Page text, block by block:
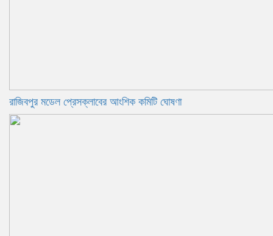
রাজিবপুর মডেল প্রেসক্লাবের আংশিক কমিটি ঘোষণা